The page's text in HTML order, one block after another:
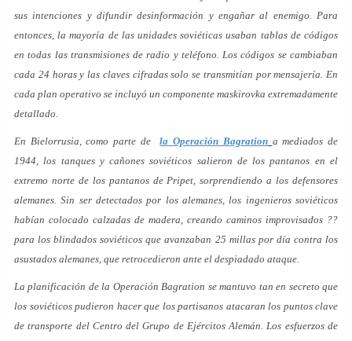
sus intenciones y difundir desinformación y engañar al enemigo. Para
entonces, la mayoría de las unidades soviéticas usaban tablas de códigos
en todas las transmisiones de radio y teléfono. Los códigos se cambiaban
cada 24 horas y las claves cifradas solo se transmitían por mensajería. En
cada plan operativo se incluyó un componente maskirovka extremadamente
detallado.
En Bielorrusia, como parte dela Operación Bagration a mediados de
1944, los tanques y cañones soviéticos salieron de los pantanos en el
extremo norte de los pantanos de Pripet, sorprendiendo a los defensores
alemanes. Sin ser detectados por los alemanes, los ingenieros soviéticos
habían colocado calzadas de madera, creando caminos improvisados ??
para los blindados soviéticos que avanzaban 25 millas por día contra los
asustados alemanes, que retrocedieron ante el despiadado ataque.
La planificación de la Operación Bagration se mantuvo tan en secreto que
los soviéticos pudieron hacer que los partisanos atacaran los puntos clave
de transporte del Centro del Grupo de Ejércitos Alemán. Los esfuerzos de